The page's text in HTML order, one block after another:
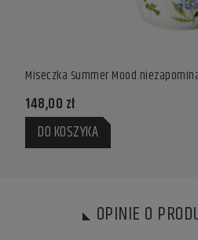
Miseczka Summer Mood
148,00 zł
DO KOSZYKA
OPINIE O